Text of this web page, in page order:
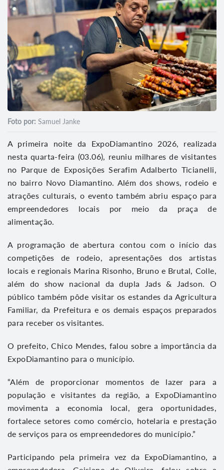
Foto por: Samuel Janke
A primeira noite da ExpoDiamantino 2026, realizada
nesta quarta-feira (03.06), reuniu milhares de visitantes
no Parque de Exposições Serafim Adalberto Ticianelli,
no bairro Novo Diamantino. Além dos shows, rodeio e
atrações culturais, o evento também abriu espaço para
empreendedores locais por meio da praça de
alimentação.
A programação de abertura contou com o início das
competições de rodeio, apresentações dos artistas
locais e regionais Marina Risonho, Bruno e Brutal, Colle,
além do show nacional da dupla Jads & Jadson. O
público também pôde visitar os estandes da Agricultura
Familiar, da Prefeitura e os demais espaços preparados
para receber os visitantes.
O prefeito, Chico Mendes, falou sobre a importância da
ExpoDiamantino para o município.
“Além de proporcionar momentos de lazer para a
população e visitantes da região, a ExpoDiamantino
movimenta a economia local, gera oportunidades,
fortalece setores como comércio, hotelaria e prestação
de serviços para os empreendedores do município.”
Participando pela primeira vez da ExpoDiamantino, a